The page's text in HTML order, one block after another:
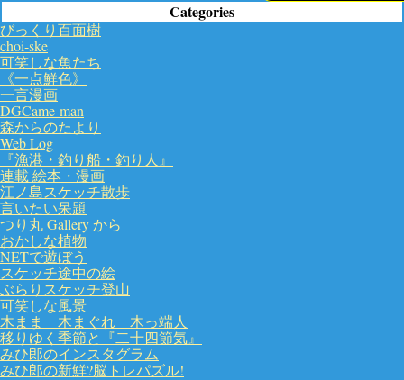
Categories
びっくり百面樹
choi-ske
可笑しな魚たち
《一点鮮色》
一言漫画
DGCame-man
森からのたより
Web Log
『漁港・釣り船・釣り人』
連載 絵本・漫画
江ノ島スケッチ散歩
言いたい呆題
つり丸 Gallery から
おかしな植物
NETで遊ぼう
スケッチ途中の絵
ぶらりスケッチ登山
可笑しな風景
木まま 木まぐれ 木っ端人
移りゆく季節と『二十四節気』
みひ郎のインスタグラム
みひ郎の新鮮?脳トレパズル!